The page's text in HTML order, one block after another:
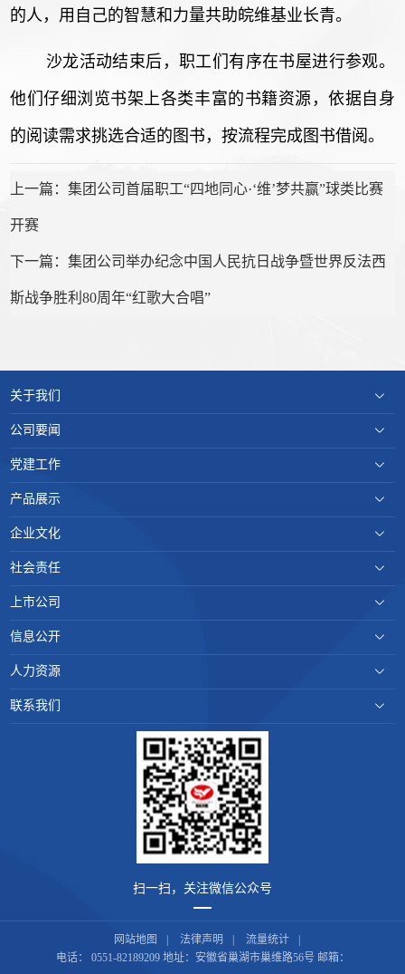
的人，用自己的智慧和力量共助皖维基业长青。
沙龙活动结束后，职工们有序在书屋进行参观。
他们仔细浏览书架上各类丰富的书籍资源，依据自身
的阅读需求挑选合适的图书，按流程完成图书借阅。
上一篇：集团公司首届职工“四地同心·‘维’梦共赢”球类比赛
开赛
下一篇：集团公司举办纪念中国人民抗日战争暨世界反法西
斯战争胜利80周年“红歌大合唱”
关于我们
公司要闻
党建工作
产品展示
企业文化
社会责任
上市公司
信息公开
人力资源
联系我们
扫一扫，关注微信公众号
网站地图 法律声明 流量统计
电话：
0551-82189209 地址： 安徽省巢湖市巢维路56号 邮箱：